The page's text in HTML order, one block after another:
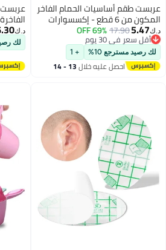
عربست طقم أساسيات الحمام الفاخر
المكون من 6 قطع - إكسسوارات
متينة مثبتة على الأرض مع حامل
فرشاة أسنان وموزع صابون وسلة
مهملات وفرشاة وحامل مرحاض
وصحن صابون - قابلة لإعادة
الاستخدام وسهلة التنظيف وموفرة
د.ك‏5.47
17.90
69% OFF
أقل سعر في 30 يوم
أقل سعر في 30 يوم
لك رصيد مسترجع 10% + 1
احصل عليه خلال 13 - 14
مع
وسلة
مرحاض
د.ك‏
لك